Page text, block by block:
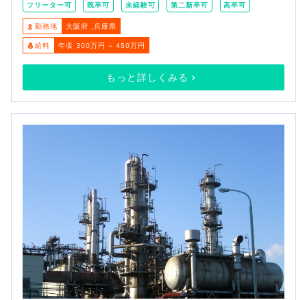
フリーター可 既卒可 未経験可 第二新卒可 高卒可
勤務地 大阪府 兵庫県
給料 年収 300万円 ~ 450万円
もっと詳しくみる